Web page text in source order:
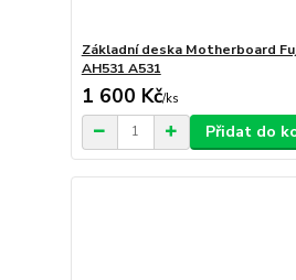
Základní deska Motherboard
AH531 A531
1 600 Kč/ks
Přidat do